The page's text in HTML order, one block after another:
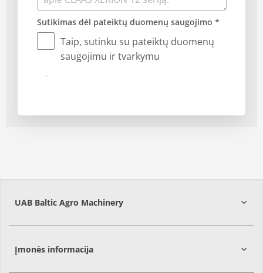
Sutikimas dėl pateiktų duomenų saugojimo *
Taip, sutinku su pateiktų duomenų
saugojimu ir tvarkymu
Siųsti
UAB Baltic Agro Machinery
Vilniaus r.
Įmonės informacija